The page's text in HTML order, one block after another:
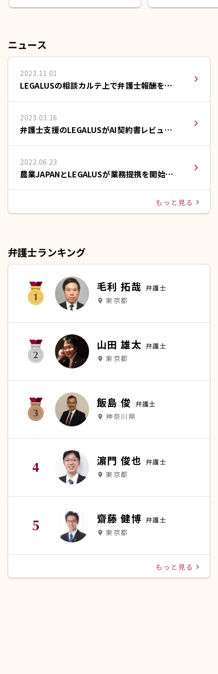
ニュース
2023.11.01
LEGALUSの相談カルテ上で弁護士報酬をカ
ードで支払える決済サービスを提供開始
navigate_next
2023.03.16
弁護士支援のLEGALUSがAI契約書レビュー
のLeCHECK(リチェック)と提携
navigate_next
2022.06.23
農業JAPANとLEGALUSが業務提携を開始い
たしました。
navigate_next
もっと見る navigate_next
弁護士ランキング
毛利 拓哉 弁護士
place 東京都
山田 雄太 弁護士
place 東京都
飯島 俊 弁護士
place 神奈川県
濵門 俊也 弁護士
place 東京都
齋藤 健博 弁護士
place 東京都
もっと見る navigate_next